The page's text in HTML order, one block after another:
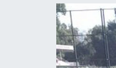
Resmi İlanlar